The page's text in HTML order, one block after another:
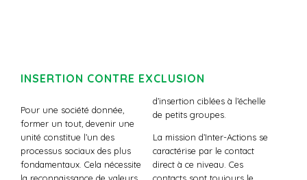
INSERTION CONTRE EXCLUSION
Pour une société donnée,
former un tout, devenir une
unité constitue l’un des
processus sociaux des plus
fondamentaux. Cela nécessite
la reconnaissance de valeurs
d’insertion ciblées à l’échelle
de petits groupes.
La mission d’Inter-Actions se
caractérise par le contact
direct à ce niveau. Ces
contacts sont toujours le